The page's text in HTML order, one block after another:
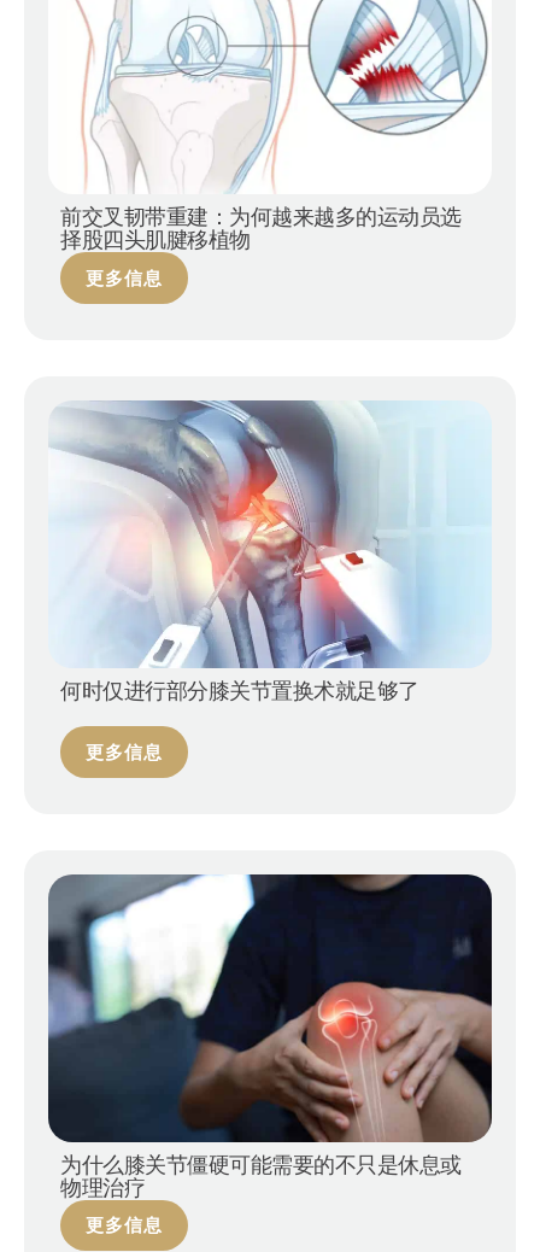
前交叉韧带重建：为何越来越多的运动员选
择股四头肌腱移植物
更多信息
何时仅进行部分膝关节置换术就足够了
更多信息
为什么膝关节僵硬可能需要的不只是休息或
物理治疗
更多信息